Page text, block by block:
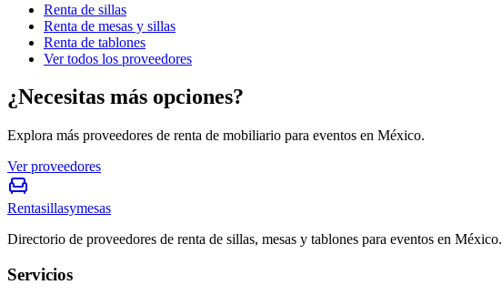
Renta de sillas
Renta de mesas y sillas
Renta de tablones
Ver todos los proveedores
¿Necesitas más opciones?
Explora más proveedores de renta de mobiliario para eventos en México.
Ver proveedores
Rentasillasymesas
Directorio de proveedores de renta de sillas, mesas y tablones para eventos en México.
Servicios